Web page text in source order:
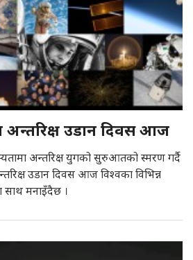
अन्तरिक्ष उडान दिवस आज
अन्तरिक्ष युगको सुरुआतको स्मरण गर्दै
उडान दिवस आज विश्वका विभिन्न
साथ मनाइँदैछ ।